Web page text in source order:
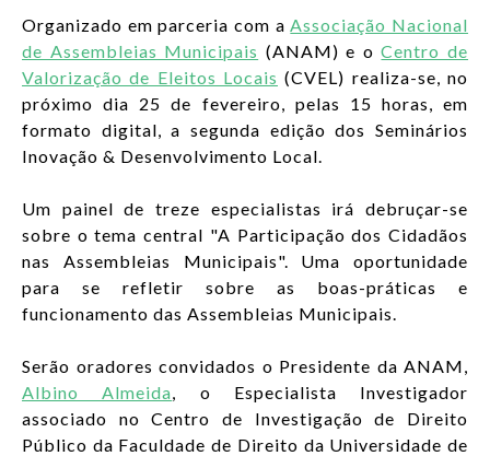
PT Lista de
Organizado em parceria com aAssociação Nacional
de Assembleias Municipais (ANAM) e oCentro de
Valorização de Eleitos Locais (CVEL) realiza-se, no
próximo dia 25 de fevereiro, pelas 15 horas, em
formato digital, a segunda edição dos Seminários
Inovação & Desenvolvimento Local.
Um painel de treze especialistas irá debruçar-se
sobre o tema central "A Participação dos Cidadãos
nas Assembleias Municipais". Uma oportunidade
para se refletir sobre as boas-práticas e
funcionamento das Assembleias Municipais.
Serão oradores convidados o Presidente da ANAM,
Albino Almeida, o Especialista Investigador
associado no Centro de Investigação de Direito
Público da Faculdade de Direito da Universidade de